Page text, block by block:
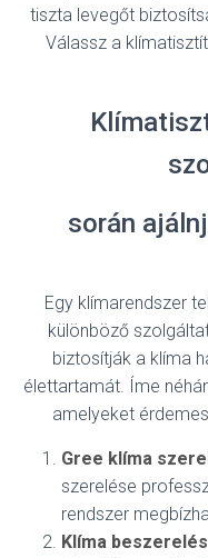
tiszta levegőt
Válassz a
során
Egy klímarendszer
különböző
biztosítják a klíma
élettartamát. Íme
amelyeket
Gree klíma
szerelése
rendszer
Klíma beszerelés